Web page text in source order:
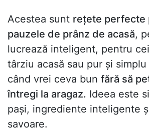
Acestea sunt rețete perfecte
pauzele de prânz de acasă,
lucrează inteligent, pentru
târziu acasă sau pur și
când vrei ceva bun fără să
întregi la aragaz. Ideea este
pași, ingrediente inteligente
savoare.